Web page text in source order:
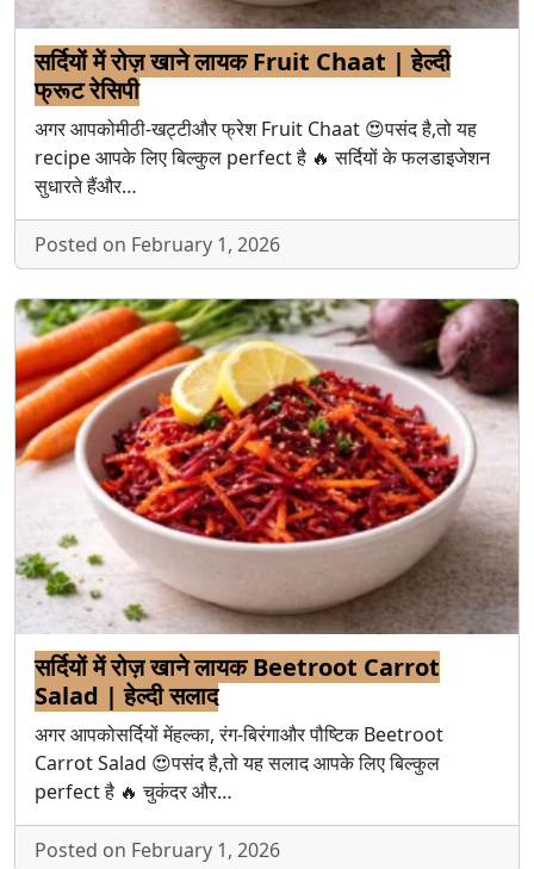
सर्दियों में रोज़ खाने लायक Fruit Chaat | हेल्दी
फ्रूट रेसिपी
अगर आपकोमीठी-खट्टीऔर फ्रेश Fruit Chaat 😍पसंद है,तो यह
recipe आपके लिए बिल्कुल perfect है 🔥 सर्दियों के फलडाइजेशन
सुधारते हैंऔर…
Posted on February 1, 2026
सर्दियों में रोज़ खाने लायक Beetroot Carrot
Salad | हेल्दी सलाद
अगर आपकोसर्दियों मेंहल्का, रंग-बिरंगाऔर पौष्टिक Beetroot
Carrot Salad 😍पसंद है,तो यह सलाद आपके लिए बिल्कुल
perfect है 🔥 चुकंदर और…
Posted on February 1, 2026